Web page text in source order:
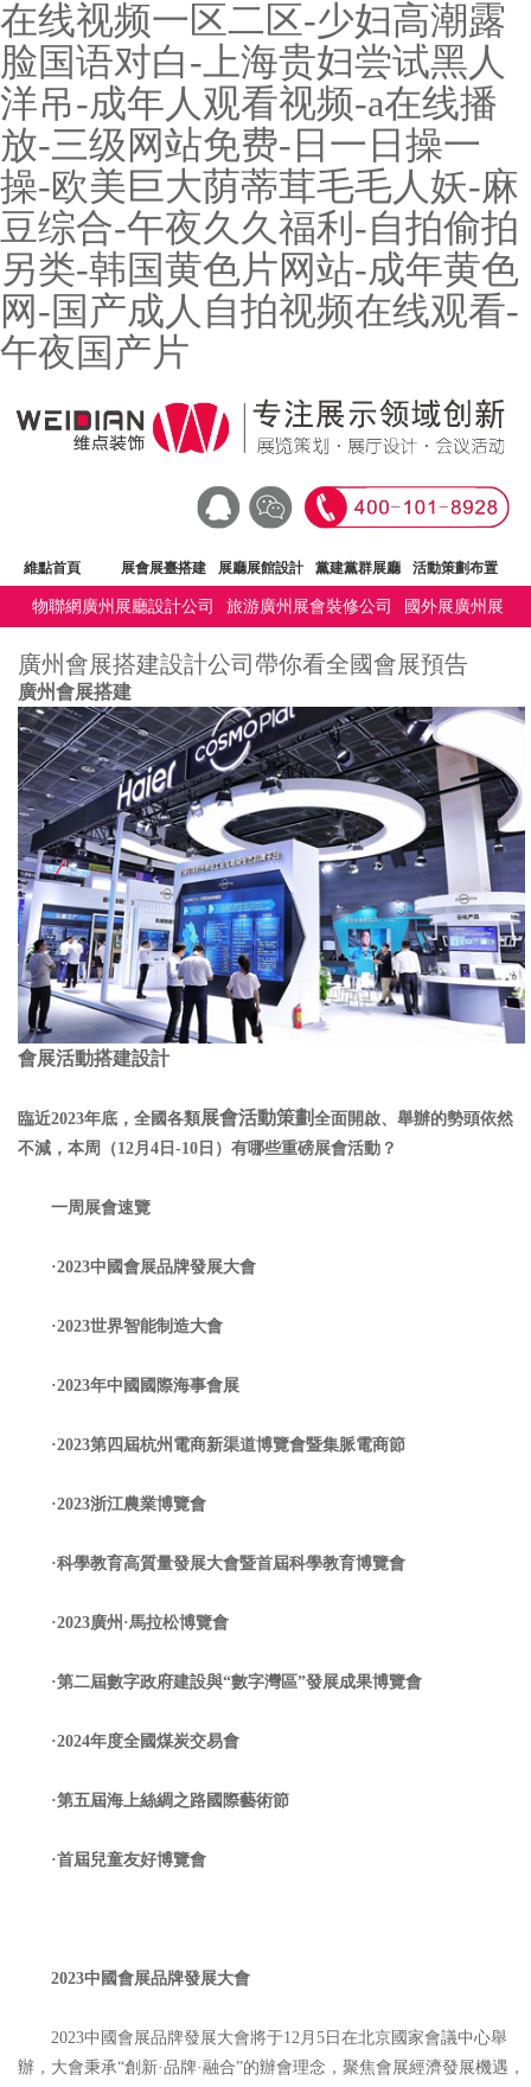
在线视频一区二区-少妇高潮露
脸国语对白-上海贵妇尝试黑人
洋吊-成年人观看视频-a在线播
放-三级网站免费-日一日操一
操-欧美巨大荫蒂茸毛毛人妖-麻
豆综合-午夜久久福利-自拍偷拍
另类-韩国黄色片网站-成年黄色
网-国产成人自拍视频在线观看-
午夜国产片
維點首頁 展會展臺搭建 展廳展館設計 黨建黨群展廳 活動策劃布置
文化建設 廣州展臺設計公司深圳展覽會設計公司維點公司
物聯網廣州展廳設計公司 旅游廣州展會裝修公司 國外展廣州展
廣州會展搭建設計公司帶你看全國會展預告
廣州會展搭建
會展活動搭建設計
臨近2023年底，全國各類展會活動策劃 全面開啟、舉辦的勢頭依然
不減，本周（12月4日-10日）有哪些重磅展會活動？
一周展會速覽
·2023中國會展品牌發展大會
·2023世界智能制造大會
·2023年中國國際海事會展
·2023第四屆杭州電商新渠道博覽會暨集脈電商節
·2023浙江農業博覽會
·科學教育高質量發展大會暨首屆科學教育博覽會
·2023廣州·馬拉松博覽會
·第二屆數字政府建設與“數字灣區”發展成果博覽會
·2024年度全國煤炭交易會
·第五屆海上絲綢之路國際藝術節
·首屆兒童友好博覽會
2023中國會展品牌發展大會
2023中國會展品牌發展大會將于12月5日在北京國家會議中心舉
辦，大會秉承“創新·品牌·融合”的辦會理念，聚焦會展經濟發展機遇，